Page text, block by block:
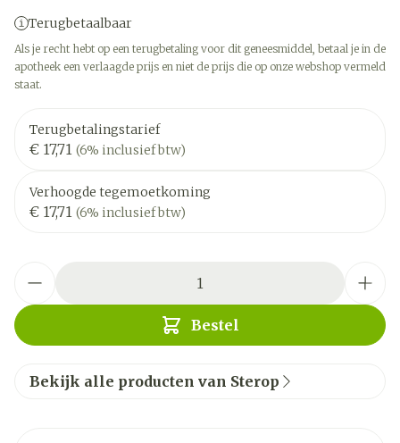
Terugbetaalbaar
Als je recht hebt op een terugbetaling voor dit geneesmiddel, betaal je in de
apotheek een verlaagde prijs en niet de prijs die op onze webshop vermeld
staat.
Terugbetalingstarief
€ 17,71 (6% inclusief btw)
Verhoogde tegemoetkoming
€ 17,71 (6% inclusief btw)
Bestel
Bekijk alle producten van Sterop